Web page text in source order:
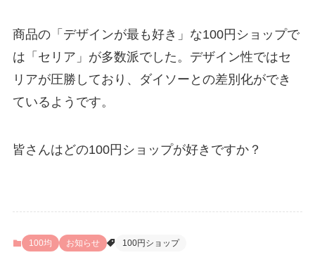
商品の「デザインが最も好き」な100円ショップで
は「セリア」が多数派でした。デザイン性ではセ
リアが圧勝しており、ダイソーとの差別化ができ
ているようです。
皆さんはどの100円ショップが好きですか？
100均 お知らせ 100円ショップ